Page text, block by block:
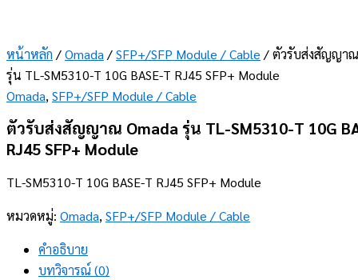
หน้าหลัก /Omada/SFP+/SFP Module / Cable / ตัวรับส่งสัญญาณ
รุ่น TL-SM5310-T 10G BASE-T RJ45 SFP+ Module
Omada,SFP+/SFP Module / Cable
ตัวรับส่งสัญญาณ Omada รุ่น TL-SM5310-T 10G
RJ45 SFP+ Module
TL-SM5310-T 10G BASE-T RJ45 SFP+ Module
หมวดหมู่: Omada, SFP+/SFP Module / Cable
คำอธิบาย
บทวิจารณ์ (0)